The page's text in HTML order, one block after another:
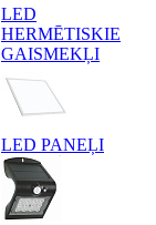
LED
HERMĒTISKIE
GAISMEKĻI
LED PANEĻI